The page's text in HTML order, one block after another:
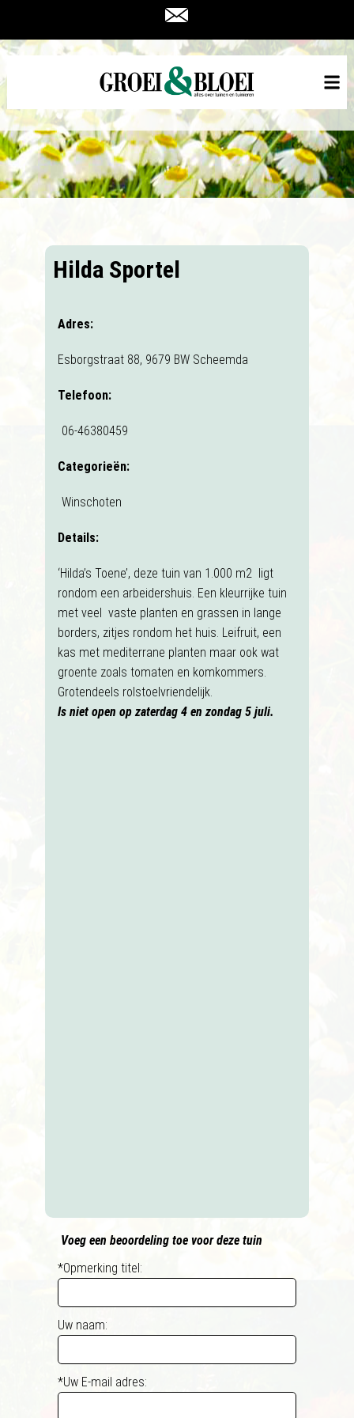
Hilda Sportel
Adres:
Esborgstraat 88, 9679 BW Scheemda
Telefoon:
06-46380459
Categorieën:
Winschoten
Details:
‘Hilda’s Toene’, deze tuin van 1.000 m2 ligt
rondom een arbeidershuis. Een kleurrijke tuin
met veel vaste planten en grassen in lange
borders, zitjes rondom het huis. Leifruit, een
kas met mediterrane planten maar ook wat
groente zoals tomaten en komkommers.
Grotendeels rolstoelvriendelijk.
Is niet open op zaterdag 4 en zondag 5 juli.
Voeg een beoordeling toe voor deze tuin
*Opmerking titel:
Uw naam:
*Uw E-mail adres: